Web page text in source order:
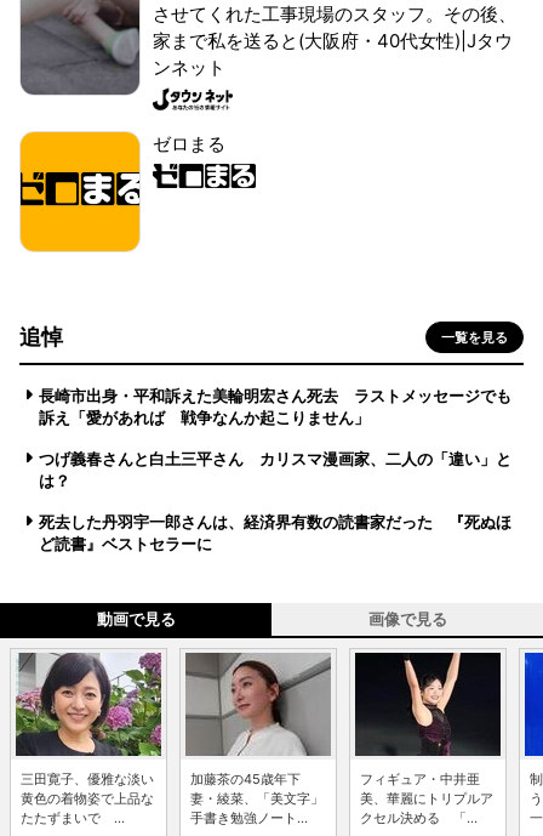
させてくれた工事現場のスタッフ。その後、
家まで私を送ると(大阪府・40代女性)|Jタウ
ンネット
ゼロまる
追悼 一覧を見る
長崎市出身・平和訴えた美輪明宏さん死去 ラストメッセージでも
訴え「愛があれば 戦争なんか起こりません」
つげ義春さんと白土三平さん カリスマ漫画家、二人の「違い」と
は？
死去した丹羽宇一郎さんは、経済界有数の読書家だった 『死ぬほ
ど読書』ベストセラーに
動画で見る 画像で見る
三田寛子、優雅な淡い
黄色の着物姿で上品な
たたずまいで ...
加藤茶の45歳年下
妻・綾菜、「美文字」
手書き勉強ノート...
フィギュア・中井亜
美、華麗にトリプルア
クセル決める 「...